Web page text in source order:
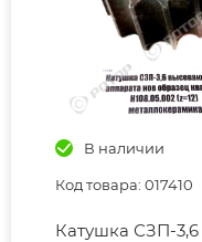
В наличии
Код товара: 017410
Катушка СЗП-